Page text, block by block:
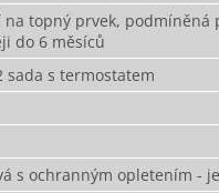
na topný prvek,
do 6 měsíců
sada s termostatem
s ochranným opletením -